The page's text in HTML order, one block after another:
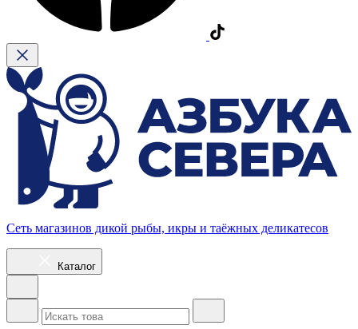
Сеть магазинов дикой рыбы, икры и таёжных деликатесов
Каталог